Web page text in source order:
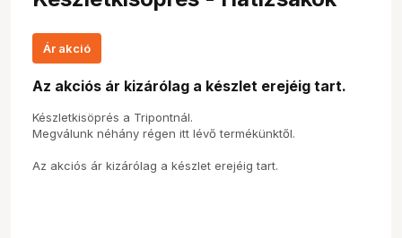
Ár akció
Az akciós ár kizárólag a készlet erejéig tart.
Készletkisöprés a Tripontnál.
Megválunk néhány régen itt lévő termékünktől.
Az akciós ár kizárólag a készlet erejéig tart.